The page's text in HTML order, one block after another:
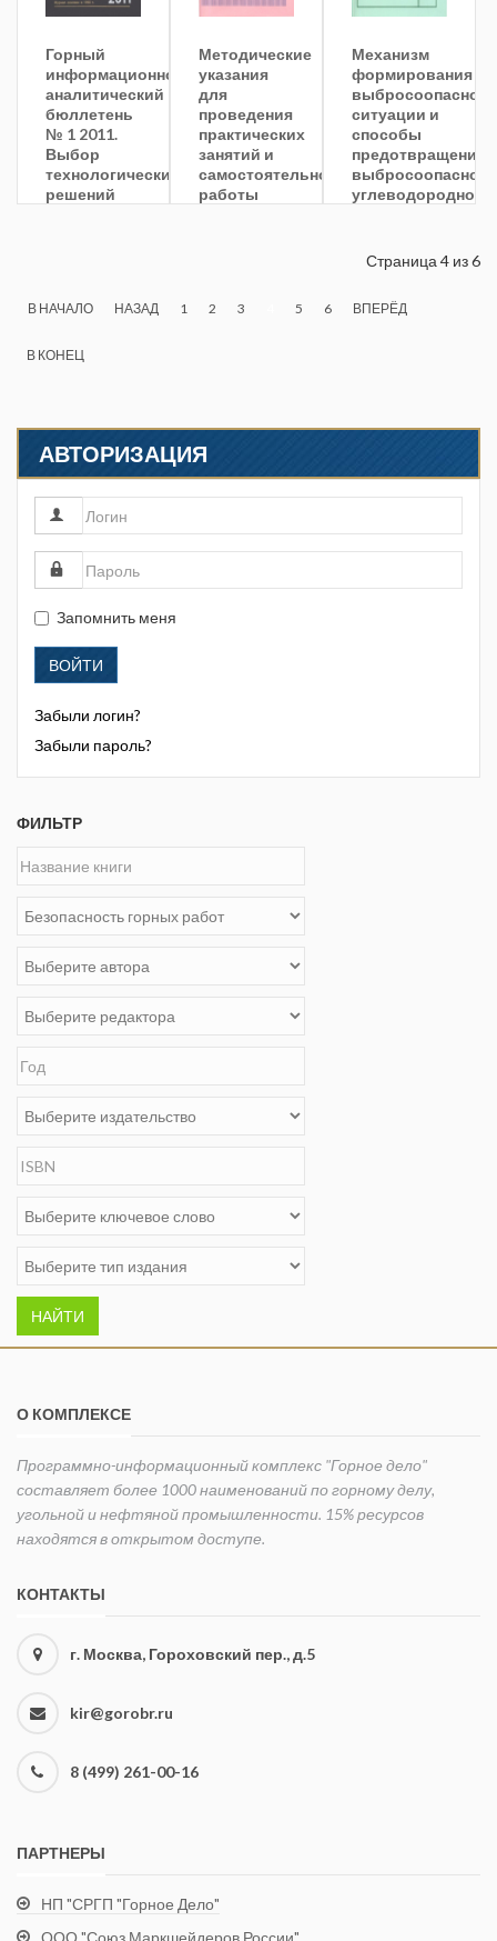
Горный
информационно-
аналитический
бюллетень
№ 1 2011.
Выбор
технологических
решений
пластов
Донбасса
Методические
указания
для
проведения
практических
занятий и
самостоятельной
работы
систем
Механизм
формирования
выбросоопасной
ситуации и
способы
предотвращения
углеводородного
Страница 4 из 6
В НАЧАЛО НАЗАД 1 2 3 5 6 ВПЕРЁД
В КОНЕЦ
АВТОРИЗАЦИЯ
Запомнить меня
ВОЙТИ
Забыли логин?
Забыли пароль?
ФИЛЬТР
НАЙТИ
О КОМПЛЕКСЕ
Программно-информационный комплекс "Горное дело"
составляет более 1000 наименований по горному делу,
угольной и нефтяной промышленности. 15% ресурсов
находятся в открытом доступе.
КОНТАКТЫ
г. Москва, Гороховский пер., д.5
kir@gorobr.ru
8 (499) 261-00-16
ПАРТНЕРЫ
НП "СРГП "Горное Дело"
ООО "Союз Маркшейдеров России"